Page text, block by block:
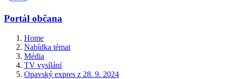
Portál občana
Home
Nabídka témat
Média
TV vysílání
Opavský expres z 28. 9. 2024